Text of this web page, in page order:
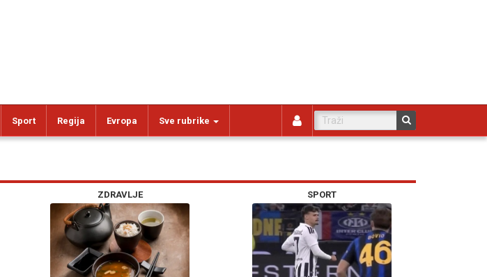
Sport Regija Evropa Sve rubrike
ZDRAVLJE SPORT